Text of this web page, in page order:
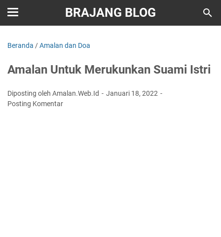
BRAJANG BLOG
Beranda /Amalan dan Doa
Amalan Untuk Merukunkan Suami Istri
Diposting oleh Amalan.Web.Id
Januari 18, 2022
Posting Komentar